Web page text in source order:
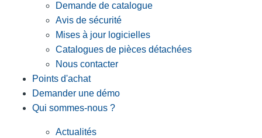
Demande de catalogue
Avis de sécurité
Mises à jour logicielles
Catalogues de pièces détachées
Nous contacter
Points d'achat
Demander une démo
Qui sommes-nous ?
Actualités